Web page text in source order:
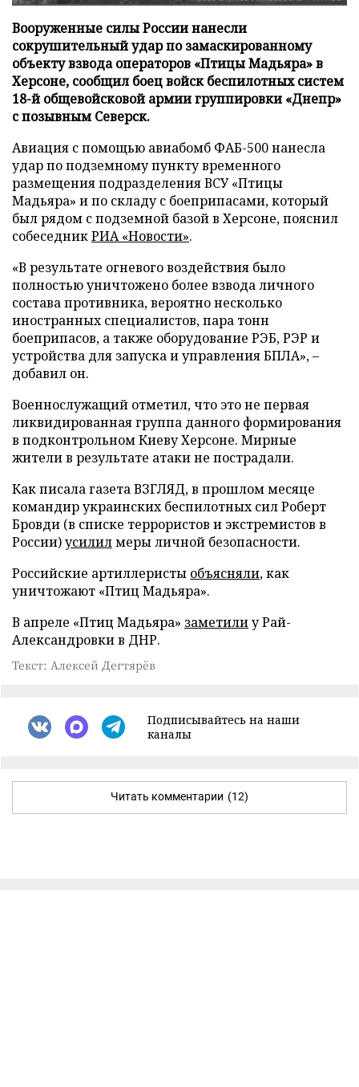
Вооруженные силы России нанесли
сокрушительный удар по замаскированному
объекту взвода операторов «Птицы Мадьяра» в
Херсоне, сообщил боец войск беспилотных систем
18-й общевойсковой армии группировки «Днепр»
с позывным Северск.
Авиация с помощью авиабомб ФАБ-500 нанесла
удар по подземному пункту временного
размещения подразделения ВСУ «Птицы
Мадьяра» и по складу с боеприпасами, который
был рядом с подземной базой в Херсоне, пояснил
собеседникРИА «Новости».
«В результате огневого воздействия было
полностью уничтожено более взвода личного
состава противника, вероятно несколько
иностранных специалистов, пара тонн
боеприпасов, а также оборудование РЭБ, РЭР и
устройства для запуска и управления БПЛА», –
добавил он.
Военнослужащий отметил, что это не первая
ликвидированная группа данного формирования
в подконтрольном Киеву Херсоне. Мирные
жители в результате атаки не пострадали.
Как писала газета ВЗГЛЯД, в прошлом месяце
командир украинских беспилотных сил Роберт
Бровди (в списке террористов и экстремистов в
России)усилилмеры личной безопасности.
Российские артиллеристы объясняли, как
уничтожают «Птиц Мадьяра».
В апреле «Птиц Мадьяра» заметилиу Рай-
Александровки в ДНР.
Текст: Алексей Дегтярёв
Подписывайтесь на наши
каналы
Читать комментарии (12)